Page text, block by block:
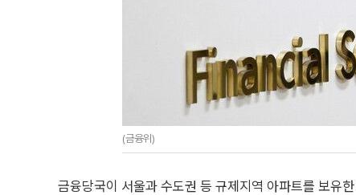
(금융위)
금융당국이 서울과 수도권 등 규제지역 아파트를 보유